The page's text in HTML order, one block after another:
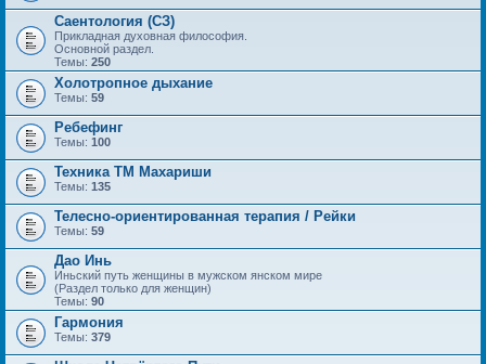
Саентология (СЗ)
Прикладная духовная философия.
Основной раздел.
Темы: 250
Холотропное дыхание
Темы: 59
Ребефинг
Темы: 100
Техника ТМ Махариши
Темы: 135
Телесно-ориентированная терапия / Рейки
Темы: 59
Дао Инь
Иньский путь женщины в мужском янском мире
(Раздел только для женщин)
Темы: 90
Гармония
Темы: 379